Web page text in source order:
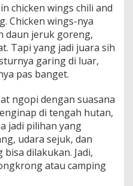
chicken wings chili and
Chicken wings-nya
daun jeruk goreng,
Tapi yang jadi juara sih
garing di luar,
pas banget.
ngopi dengan suasana
di tengah hutan,
jadi pilihan yang
udara sejuk, dan
dilakukan. Jadi,
atau camping